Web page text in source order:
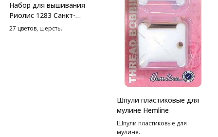
Набор для вышивания
Риолис 1283 Санкт-
петербург.
27 цветов, шерсть.
Шпули пластиковые для
мулине Hemline
Шпули пластиковые для
мулине.